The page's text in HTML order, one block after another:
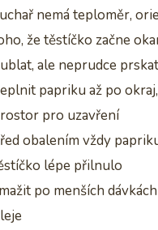
nemá teploměr,
že těstíčko začne
ale neprudce
papriku až po
pro uzavření
obalením vždy
lépe přilnulo
po menších